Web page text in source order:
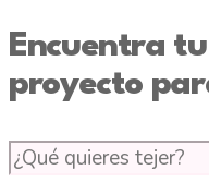
Encuentra
proyecto
Buscar